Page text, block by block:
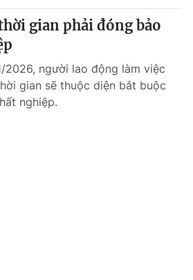
gian phải đóng bảo
2026, người lao động làm việc
gian sẽ thuộc diện bắt buộc
nghiệp.